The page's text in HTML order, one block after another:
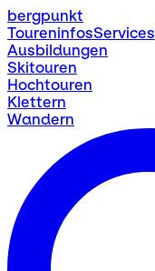
bergpunkt
ToureninfosServices
Ausbildungen
Skitouren
Hochtouren
Klettern
Wandern